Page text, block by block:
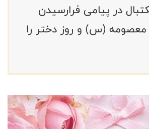
در پیامی فرارسیدن
(س) و روز دختر را